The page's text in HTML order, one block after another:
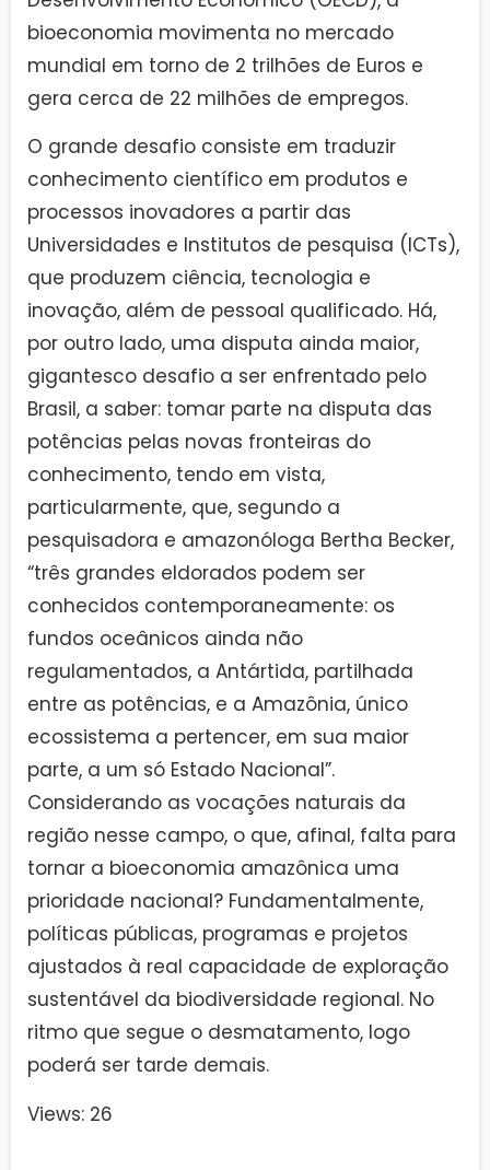
bioeconomia movimenta no mercado
mundial em torno de 2 trilhões de Euros e
gera cerca de 22 milhões de empregos.
O grande desafio consiste em traduzir
conhecimento científico em produtos e
processos inovadores a partir das
Universidades e Institutos de pesquisa (ICTs),
que produzem ciência, tecnologia e
inovação, além de pessoal qualificado. Há,
por outro lado, uma disputa ainda maior,
gigantesco desafio a ser enfrentado pelo
Brasil, a saber: tomar parte na disputa das
potências pelas novas fronteiras do
conhecimento, tendo em vista,
particularmente, que, segundo a
pesquisadora e amazonóloga Bertha Becker,
“três grandes eldorados podem ser
conhecidos contemporaneamente: os
fundos oceânicos ainda não
regulamentados, a Antártida, partilhada
entre as potências, e a Amazônia, único
ecossistema a pertencer, em sua maior
parte, a um só Estado Nacional”.
Considerando as vocações naturais da
região nesse campo, o que, afinal, falta para
tornar a bioeconomia amazônica uma
prioridade nacional? Fundamentalmente,
políticas públicas, programas e projetos
ajustados à real capacidade de exploração
sustentável da biodiversidade regional. No
ritmo que segue o desmatamento, logo
poderá ser tarde demais.
Views: 26